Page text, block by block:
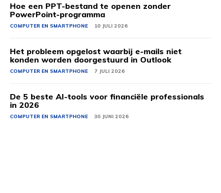
Hoe een PPT-bestand te openen zonder
PowerPoint-programma
COMPUTER EN SMARTPHONE 10 JULI 2026
Het probleem opgelost waarbij e-mails niet
konden worden doorgestuurd in Outlook
COMPUTER EN SMARTPHONE 7 JULI 2026
De 5 beste AI-tools voor financiële professionals
in 2026
COMPUTER EN SMARTPHONE 30 JUNI 2026